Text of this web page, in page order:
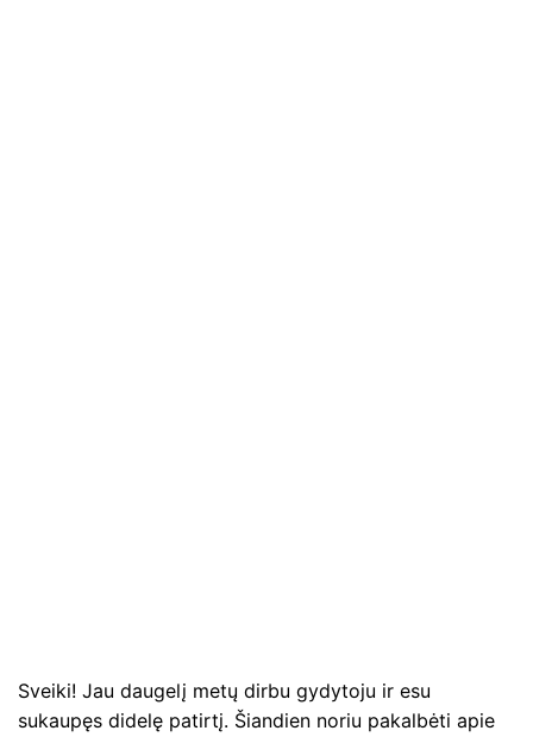
Sveiki! Jau daugelį metų dirbu gydytoju ir esu
sukaupęs didelę patirtį. Šiandien noriu pakalbėti apie